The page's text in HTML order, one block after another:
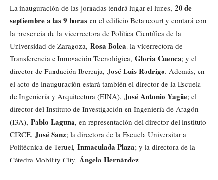
La inauguración de las jornadas tendrá lugar el lunes, 20 de
septiembre a las 9 horas en el edificio Betancourt y contará con
la presencia de la vicerrectora de Política Científica de la
Universidad de Zaragoza, Rosa Bolea; la vicerrectora de
Transferencia e Innovación Tecnológica, Gloria Cuenca; y el
director de Fundación Ibercaja, José Luis Rodrigo. Además, en
el acto de inauguración estará también el director de la Escuela
de Ingeniería y Arquitectura (EINA), José Antonio Yagüe; el
director del Instituto de Investigación en Ingeniería de Aragón
(I3A), Pablo Laguna, en representación del director del instituto
CIRCE, José Sanz; la directora de la Escuela Universitaria
Politécnica de Teruel, Inmaculada Plaza; y la directora de la
Cátedra Mobility City, Ángela Hernández.